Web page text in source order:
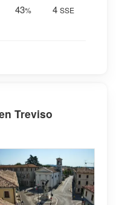
43% 4 SSE
Treviso